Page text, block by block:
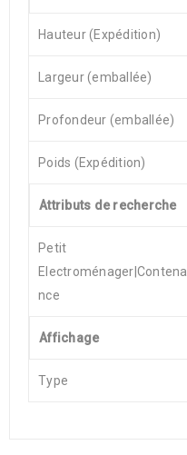
Hauteur (Expédition)
Largeur (emballée)
Profondeur (emballée)
Poids (Expédition)
Attributs de recherche
Petit
Electroménager|Contena
nce
Affichage
Type